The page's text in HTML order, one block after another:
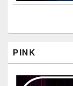
PINK